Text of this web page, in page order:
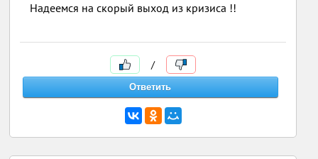
Надеемся на скорый выход из кризиса !!
/